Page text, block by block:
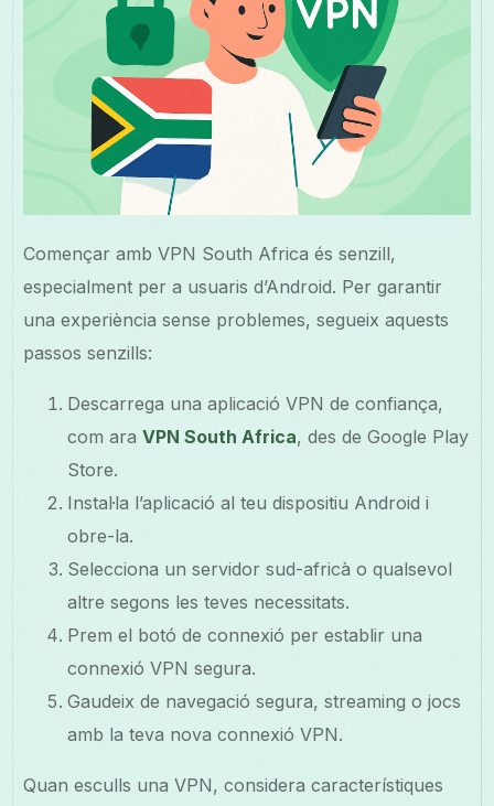
Començar amb VPN South Africa és senzill,
especialment per a usuaris d’Android. Per garantir
una experiència sense problemes, segueix aquests
passos senzills:
Descarrega una aplicació VPN de confiança,
com araVPN South Africa, des de Google Play
Store.
Instal·la l’aplicació al teu dispositiu Android i
obre-la.
Selecciona un servidor sud-africà o qualsevol
altre segons les teves necessitats.
Prem el botó de connexió per establir una
connexió VPN segura.
Gaudeix de navegació segura, streaming o jocs
amb la teva nova connexió VPN.
Quan esculls una VPN, considera característiques